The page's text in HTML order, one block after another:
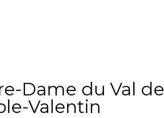
Dame du Val de
Valentin